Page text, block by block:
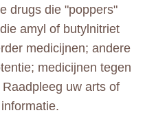
drugs die "poppers"
amyl of butylnitriet
medicijnen; andere
medicijnen tegen
uw arts of